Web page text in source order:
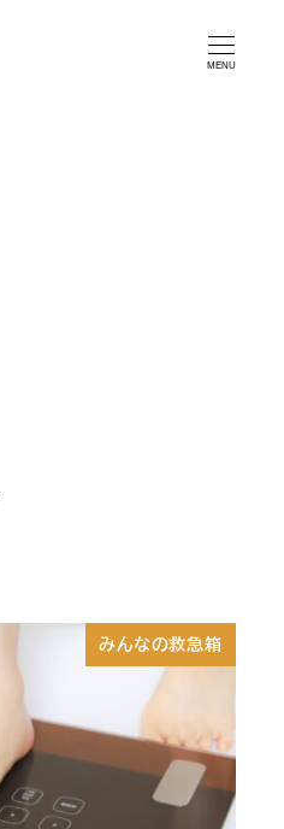
MENU
みんなの救急箱